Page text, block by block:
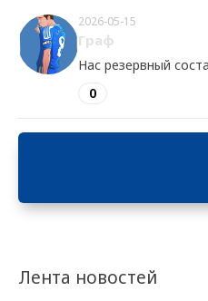
Лента новостей
2026-05-15
Граф
Нас резервный
0